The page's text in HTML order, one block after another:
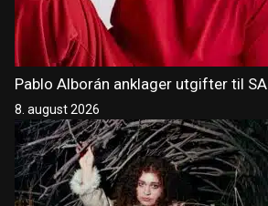
Pablo Alborán anklager utgifter til
8. august 2026